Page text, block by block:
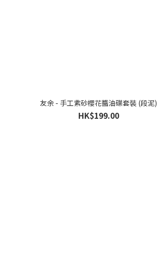
友余 - 手工紫砂櫻花醬油碟套裝 (段泥)
HK$199.00